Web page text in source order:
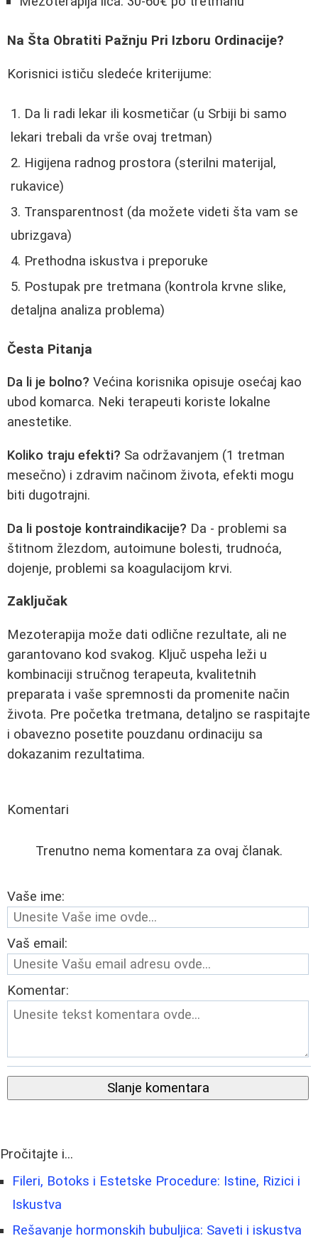
Na Šta Obratiti Pažnju Pri Izboru Ordinacije?
Korisnici ističu sledeće kriterijume:
Da li radi lekar ili kosmetičar (u Srbiji bi samo
lekari trebali da vrše ovaj tretman)
Higijena radnog prostora (sterilni materijal,
rukavice)
Transparentnost (da možete videti šta vam se
ubrizgava)
Prethodna iskustva i preporuke
Postupak pre tretmana (kontrola krvne slike,
detaljna analiza problema)
Česta Pitanja
Da li je bolno? Većina korisnika opisuje osećaj kao
ubod komarca. Neki terapeuti koriste lokalne
anestetike.
Koliko traju efekti? Sa održavanjem (1 tretman
mesečno) i zdravim načinom života, efekti mogu
biti dugotrajni.
Da li postoje kontraindikacije? Da - problemi sa
štitnom žlezdom, autoimune bolesti, trudnoća,
dojenje, problemi sa koagulacijom krvi.
Zaključak
Mezoterapija može dati odlične rezultate, ali ne
garantovano kod svakog. Ključ uspeha leži u
kombinaciji stručnog terapeuta, kvalitetnih
preparata i vaše spremnosti da promenite način
života. Pre početka tretmana, detaljno se raspitajte
i obavezno posetite pouzdanu ordinaciju sa
dokazanim rezultatima.
Komentari
Trenutno nema komentara za ovaj članak.
Vaše ime:
Vaš email:
Komentar:
Slanje komentara
Pročitajte i...
Fileri, Botoks i Estetske Procedure: Istine, Rizici i
Iskustva
Rešavanje hormonskih bubuljica: Saveti i iskustva